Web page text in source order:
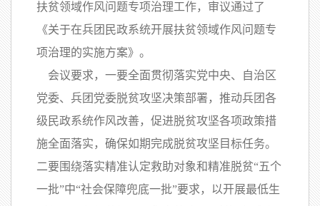
扶贫领域作风问题专项治理工作，审议通过了
《关于在兵团民政系统开展扶贫领域作风问题专
项治理的实施方案》。
会议要求，一要全面贯彻落实党中央、自治区
党委、兵团党委脱贫攻坚决策部署，推动兵团各
级民政系统作风改善，促进脱贫攻坚各项政策措
施全面落实，确保如期完成脱贫攻坚目标任务。
二要围绕落实精准认定救助对象和精准脱贫“五个
一批”中“社会保障兜底一批”要求，以开展最低生